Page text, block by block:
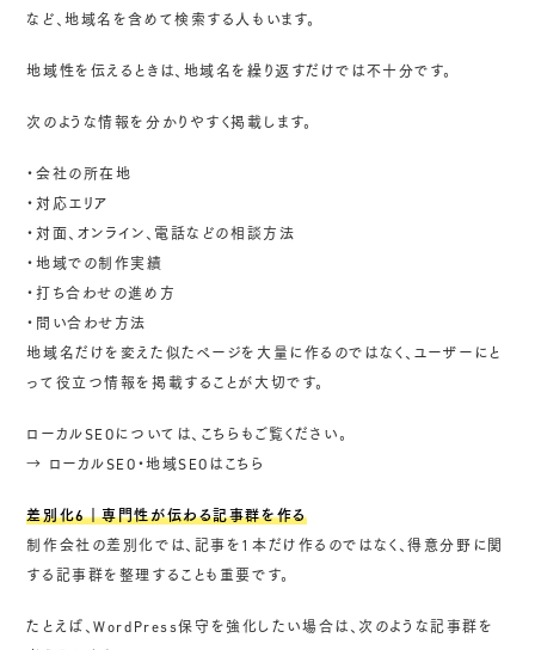
など、地域名を含めて検索する人もいます。
地域性を伝えるときは、地域名を繰り返すだけでは不十分です。
次のような情報を分かりやすく掲載します。
・会社の所在地
・対応エリア
・対面、オンライン、電話などの相談方法
・地域での制作実績
・打ち合わせの進め方
・問い合わせ方法
地域名だけを変えた似たページを大量に作るのではなく、ユーザーにと
って役立つ情報を掲載することが大切です。
ローカルSEOについては、こちらもご覧ください。
→ ローカルSEO・地域SEOはこちら
差別化6｜専門性が伝わる記事群を作る
制作会社の差別化では、記事を1本だけ作るのではなく、得意分野に関
する記事群を整理することも重要です。
たとえば、WordPress保守を強化したい場合は、次のような記事群を